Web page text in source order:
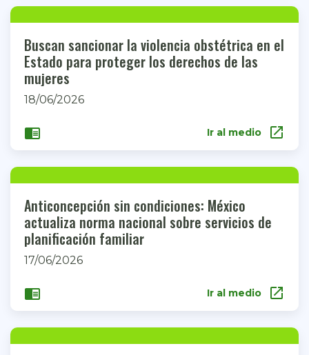
Buscan sancionar la violencia obstétrica en el
Estado para proteger los derechos de las
mujeres
18/06/2026
chrome_reader_mode Ir al medio open_in_new
Anticoncepción sin condiciones: México
actualiza norma nacional sobre servicios de
planificación familiar
17/06/2026
chrome_reader_mode Ir al medio open_in_new